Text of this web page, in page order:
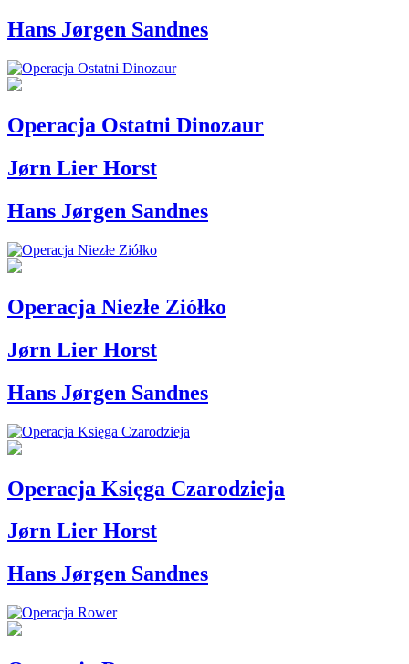
Hans Jørgen Sandnes
Operacja Ostatni Dinozaur
Jørn Lier Horst
Hans Jørgen Sandnes
Operacja Niezłe Ziółko
Jørn Lier Horst
Hans Jørgen Sandnes
Operacja Księga Czarodzieja
Jørn Lier Horst
Hans Jørgen Sandnes